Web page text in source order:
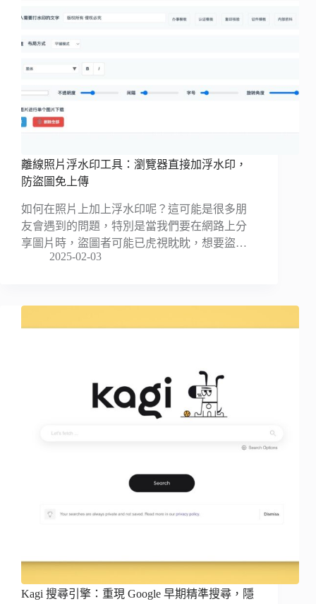
離線照片浮水印工具：瀏覽器直接加浮水印，
防盜圖免上傳
如何在照片上加上浮水印呢？這可能是很多朋
友會遇到的問題，特別是當我們要在網路上分
享圖片時，盜圖者可能已虎視眈眈，想要盜…
2025-02-03
Kagi 搜尋引擎：重現 Google 早期精準搜尋，隱